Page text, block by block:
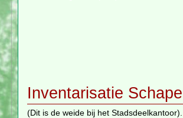
Inventarisatie
(Dit is de weide bij het Stadsdeelkantoor).